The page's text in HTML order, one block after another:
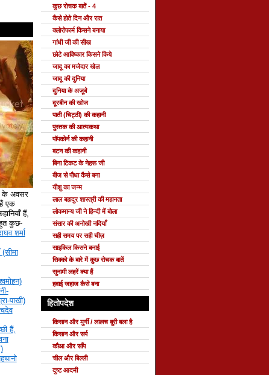
के अवसर
एक
हैं,
कुछ-
शर्मा
पाखी)
हैं,
कुछ रोचक बातें - 4
कैसे होते दिन और रात
क्लोरोफार्म किसने बनाया
गांधी जी की सीख
छोटे आविष्कार किसने किये
जादू का मजेदार खेल
जादू की दुनिया
दुनिया के अजूबे
दूरबीन की खोज
पाती (चिट्ठी) की कहानी
पुस्तक की आत्मकथा
पॉपकोर्न की कहानी
बटन की कहानी
बिना टिकट के नेहरू जी
बीज से पौधा कैसे बना
यीशु का जन्म
लाल बहादुर शास्त्री की महानता
लोकमान्य जी ने हिन्दी में बोला
संसार की अनोखी नदियाँ
सही समय पर सही चीज़
साइकिल किसने बनाई
सिक्को के बारे में कुछ रोचक बातें
सुनामी लहरें क्या हैं
हवाई जहाज कैसे बना
हितोपदेश
किसान और मुर्गी / लालच बुरी बला है
किसान और सर्प
कौआ और साँप
चील और बिल्ली
दुष्ट आदमी